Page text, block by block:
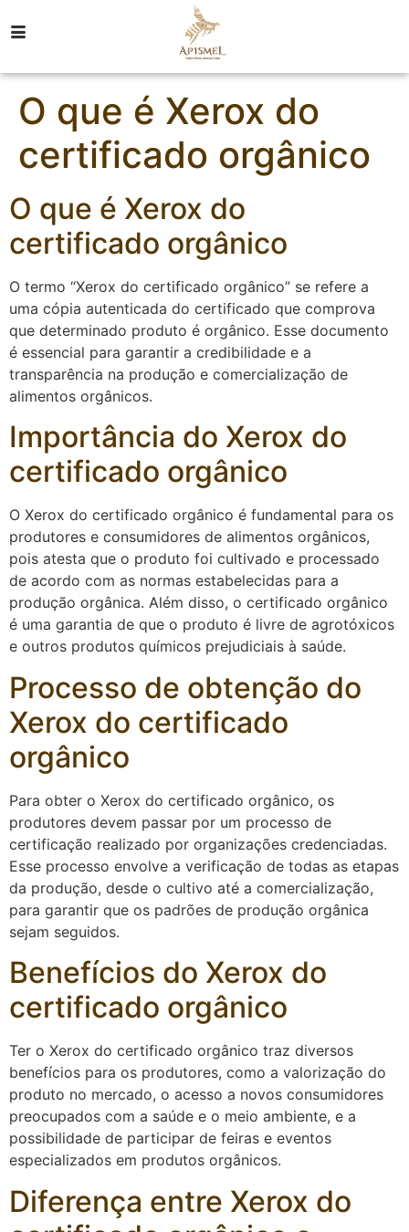
O que é Xerox do
certificado orgânico
O que é Xerox do
certificado orgânico
O termo “Xerox do certificado orgânico” se refere a
uma cópia autenticada do certificado que comprova
que determinado produto é orgânico. Esse documento
é essencial para garantir a credibilidade e a
transparência na produção e comercialização de
alimentos orgânicos.
Importância do Xerox do
certificado orgânico
O Xerox do certificado orgânico é fundamental para os
produtores e consumidores de alimentos orgânicos,
pois atesta que o produto foi cultivado e processado
de acordo com as normas estabelecidas para a
produção orgânica. Além disso, o certificado orgânico
é uma garantia de que o produto é livre de agrotóxicos
e outros produtos químicos prejudiciais à saúde.
Processo de obtenção do
Xerox do certificado
orgânico
Para obter o Xerox do certificado orgânico, os
produtores devem passar por um processo de
certificação realizado por organizações credenciadas.
Esse processo envolve a verificação de todas as etapas
da produção, desde o cultivo até a comercialização,
para garantir que os padrões de produção orgânica
sejam seguidos.
Benefícios do Xerox do
certificado orgânico
Ter o Xerox do certificado orgânico traz diversos
benefícios para os produtores, como a valorização do
produto no mercado, o acesso a novos consumidores
preocupados com a saúde e o meio ambiente, e a
possibilidade de participar de feiras e eventos
especializados em produtos orgânicos.
Diferença entre Xerox do